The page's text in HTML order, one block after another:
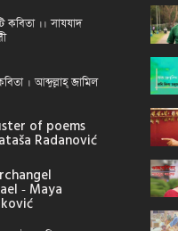
কবিতা ।। সাযযাদ
। আব্দুল্লাহ্ জামিল
of poems
Radanović
- Maya